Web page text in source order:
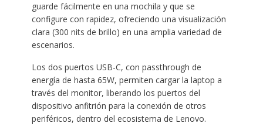
guarde fácilmente en una mochila y que se
configure con rapidez, ofreciendo una visualización
clara (300 nits de brillo) en una amplia variedad de
escenarios.
Los dos puertos USB-C, con passthrough de
energía de hasta 65W, permiten cargar la laptop a
través del monitor, liberando los puertos del
dispositivo anfitrión para la conexión de otros
periféricos, dentro del ecosistema de Lenovo.